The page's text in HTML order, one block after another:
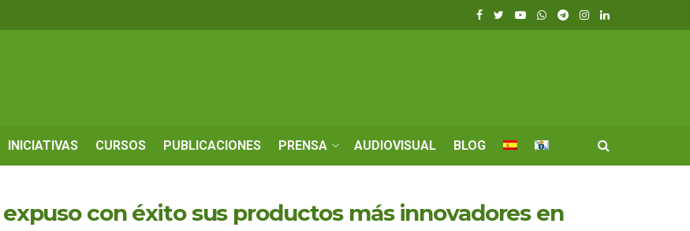
INICIATIVAS CURSOS PUBLICACIONES PRENSA AUDIOVISUAL BLOG
con éxito sus productos más innovadores en